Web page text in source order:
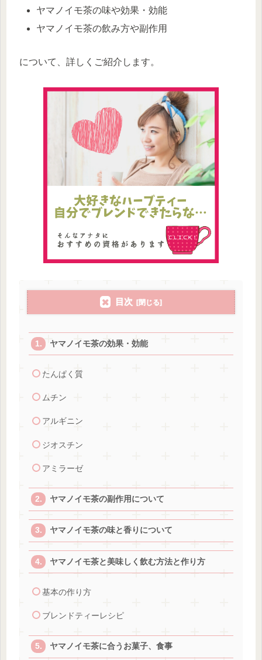
ヤマノイモ茶の味や効果・効能
ヤマノイモ茶の飲み方や副作用
について、詳しくご紹介します。
目次
ヤマノイモ茶の効果・効能
たんぱく質
ムチン
アルギニン
ジオスチン
アミラーゼ
ヤマノイモ茶の副作用について
ヤマノイモ茶の味と香りについて
ヤマノイモ茶と美味しく飲む方法と作り方
基本の作り方
ブレンドティーレシピ
ヤマノイモ茶に合うお菓子、食事